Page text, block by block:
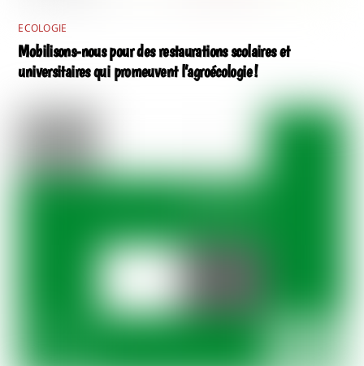
ECOLOGIE
Mobilisons-nous pour des restaurations scolaires et
universitaires qui promeuvent l’agroécologie !